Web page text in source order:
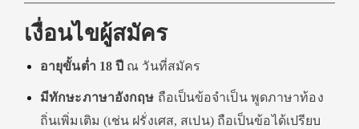
เงื่อนไขผู้สมัคร
อายุขั้นต่ำ 18 ปี ณ วันที่สมัคร
มีทักษะภาษาอังกฤษ ถือเป็นข้อจำเป็น พูดภาษาท้อง
ถิ่นเพิ่มเติม (เช่น ฝรั่งเศส, สเปน) ถือเป็นข้อได้เปรียบ